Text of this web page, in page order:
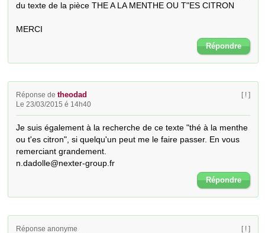
du texte de la pièce THE A LA MENTHE OU T"ES CITRON
MERCI
Répondre
Réponse detheodad
Le 23/03/2015 é 14h40
[ ! ]
Je suis également à la recherche de ce texte "thé à la menthe
ou t'es citron", si quelqu'un peut me le faire passer. En vous
remerciant grandement.
n.dadolle@nexter-group.fr
Répondre
Réponse anonyme
[ ! ]